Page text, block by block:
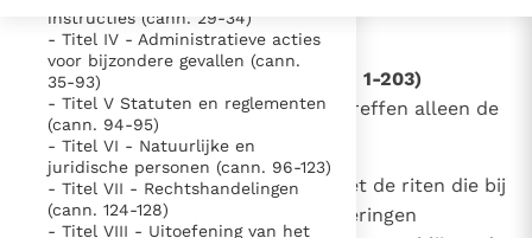
Lezen
Documenten
Bijbel
Thema’s
Berichten
Denzinger
Over ons
Over RK Documenten
Gebruiksvoorwaarden
instructies (cann. 29-34)
- Titel IV - Administratieve acties
voor bijzondere gevallen (cann.
35-93)
- Titel V Statuten en reglementen
(cann. 94-95)
- Titel VI - Natuurlijke en
juridische personen (cann. 96-123)
- Titel VII - Rechtshandelingen
(cann. 124-128)
- Titel VIII - Uitoefening van het
- BOEK I - Algemene normen (cann. 1-203)
De canones van dit Wetboek betreffen alleen de
Latijnse Kerk.
Het Wetboek bepaalt meestal niet de riten die bij
het voltrekken van liturgische vieringen